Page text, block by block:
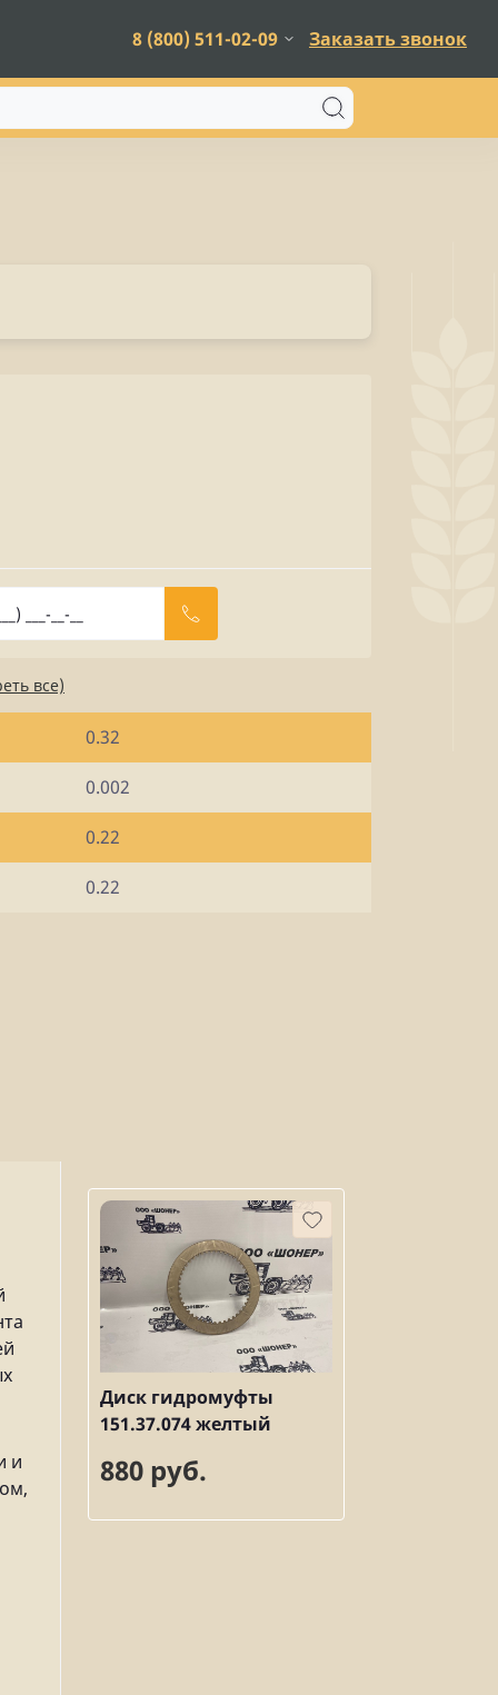
8 (800) 511-02-09 Заказать звонок
все)
0.32
0.002
0.22
0.22
и
Диск гидромуфты
151.37.074 желтый
880 руб.